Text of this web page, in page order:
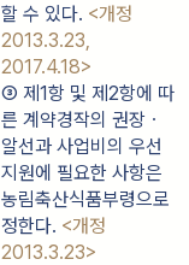
할 수 있다. <개정
2013.3.23,
2017.4.18>
③ 제1항 및 제2항에 따
른 계약경작의 권장ㆍ
알선과 사업비의 우선
지원에 필요한 사항은
농림축산식품부령으로
정한다. <개정
2013.3.23>